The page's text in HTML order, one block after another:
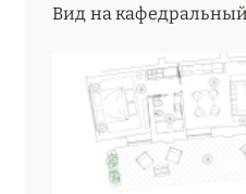
Вид на